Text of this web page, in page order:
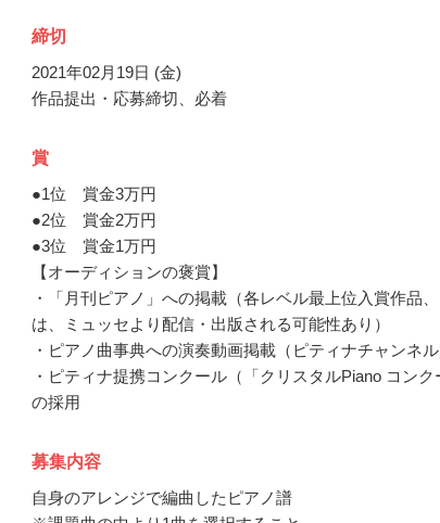
締切
2021年02月19日 (金)
作品提出・応募締切、必着
賞
●1位 賞金3万円
●2位 賞金2万円
●3位 賞金1万円
【オーディションの褒賞】
・「月刊ピアノ」への掲載（各レベル最上位入賞作品
は、ミュッセより配信・出版される可能性あり）
・ピアノ曲事典への演奏動画掲載（ピティナチャンネル
・ピティナ提携コンクール（「クリスタルPiano コン
の採用
募集内容
自身のアレンジで編曲したピアノ譜